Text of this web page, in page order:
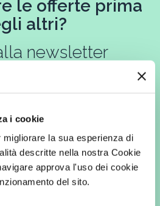
i cookie
la sua esperienza di
descritte nella nostra Cookie
approva l'uso dei cookie
del sito.
le offerte prima
altri?
newsletter
letto l’informativa
EU 2016/679, acconsento
dei miei dati personali per finalità
tra cui invio di comunicazioni
- quali ad es. newsletter ed e-mail
- e modalità tradizionali, quali ad